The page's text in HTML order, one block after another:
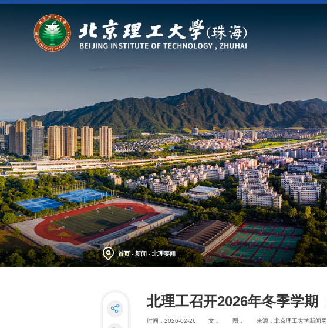
首页- 新闻 -北理要闻
北理工召开2026年冬季学期
时间：2026-02-26 文： 图： 来源：北京理工大学新闻网